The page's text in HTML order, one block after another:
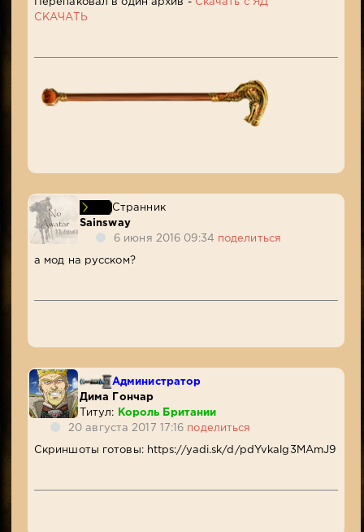
Перепаковал в один архив - Скачать с ЯД
СКАЧАТЬ
Странник
Sainsway
6 июня 2016 09:34 поделиться
а мод на русском?
Администратор
Дима Гончар
Титул:
Король Британии
20 августа 2017 17:16 поделиться
Скриншоты готовы: https://yadi.sk/d/pdYvkalg3MAmJ9